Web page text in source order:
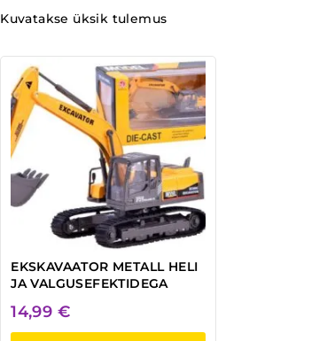
Kuvatakse üksik tulemus
EKSKAVAATOR METALL HELI
JA VALGUSEFEKTIDEGA
14,99 €